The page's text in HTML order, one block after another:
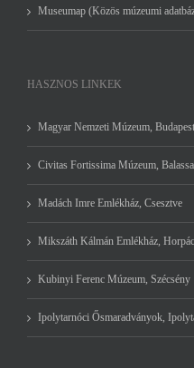
Museumap (Közös múzeumi
HASZNOS LINKEK
Magyar Nemzeti Múzeum, Budapest
Civitas Fortissima Múzeum,
Madách Imre Emlékház, Csesztve
Mikszáth Kálmán Emlékház,
Kubinyi Ferenc Múzeum, Szécsény
Ipolytarnóci Ősmaradványok,